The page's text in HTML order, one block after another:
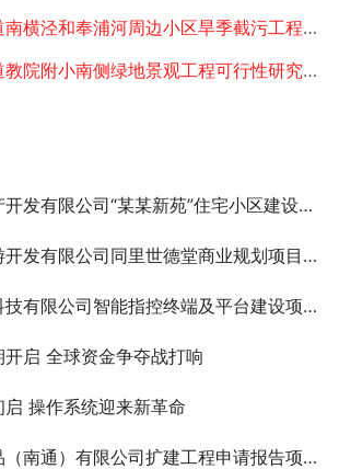
泾和奉浦河周边小区旱季截污工程可行性研究报告
院附小南侧绿地景观工程可行性研究报告
限公司“某某新苑”住宅小区建设节能评估项目签约
发有限公司同里世德堂商业规划项目签约
限公司智能指控终端及平台建设项目可研-定增
启 全球资金争夺战打响
操作系统迎来新革命
南通）有限公司扩建工程申请报告项目签约